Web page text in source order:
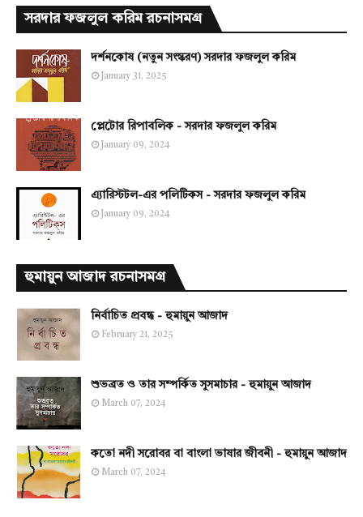
সরদার ফজলুল করিম রচনাসমগ্র
দর্শনকোষ (নতুন সংস্করণ) সরদার ফজলুল করিম
January 31, 2025
প্লেটোর রিপাবলিক - সরদার ফজলুল করিম
January 09, 2024
এ্যারিস্টটল-এর পলিটিকস - সরদার ফজলুল করিম
January 09, 2024
হুমায়ুন আজাদ রচনাসমগ্র
নির্বাচিত প্রবন্ধ - হুমায়ুন আজাদ
February 21, 2025
শুভব্রত ও তার সম্পর্কিত সুসমাচার - হুমায়ুন আজাদ
March 07, 2024
কতো নদী সরোবর বা বাংলা ভাষার জীবনী - হুমায়ুন আজাদ
March 07, 2024